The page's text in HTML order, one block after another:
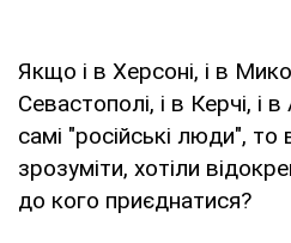
Якщо і в Херсоні, і в
Севастополі, і в Керчі, і
самі "російські люди", то
зрозуміти, хотіли
до кого приєднатися?